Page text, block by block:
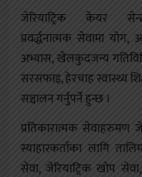
जेरियाट्रिक केयर
प्रवर्द्धनात्मक सेवामा
अभ्यास, खेलकुदजन्य
सरसफाइ, हेरचाह स्वास्थ्य
सञ्चालन गर्नुपर्ने हुन्छ ।
प्रतिकारात्मक सेवाहरुमण
स्याहारकर्ताका लागि
सेवा, जेरियाट्रिक खोप